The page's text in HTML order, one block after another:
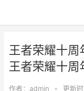
王者荣耀十周
王者荣耀十周
作者： admin • 更新